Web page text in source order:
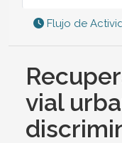
Flujo de
vial